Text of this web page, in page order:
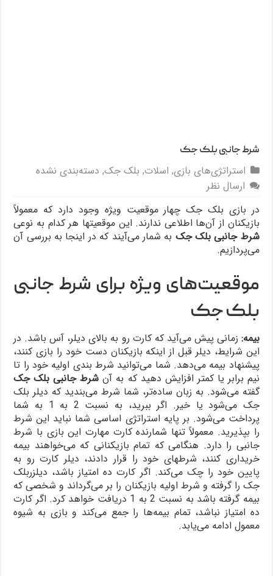
شرط جانبی بلک جک
استراتژی‌های بازی, اسلات, بلک جک, دسته‌بندی نشده
ارسال نظر
در بازی بلک جک چهار موقعیت ویژه وجود دارد که معمولاً
بازیکنان از آن‌ها اطلاعی ندارند. این موقعیتها هر کدام به نوعی
شرط جانبی بلک جک به شمار می‌آیند که در اینجا به بررسی آن
می‌پردازیم.
موقعیت‌های ویژه برای شرط جانبی
بلک جک
بیمه: زمانی پیش می‌آید که کارت رو به بالای دیلر، آس باشد. در
این شرایط، دیلر قبل از اینکه بازیکنان دست خود را بازی کنند،
پیشنهاد بیمه می‌دهد. شما می‌توانید شرط بندی اولیه خود را تا
نیم برابر یا کمتر افزایش دهید که به آن شرط جانبی بلک جک
گفته می‌شود. به زبان ساده‌تر، شما شرط می‌بندید که دیلر بلک
جک می‌شود یا خیر. اگر ببرید، به نسبت 2 به 1 به شما
پرداخت می‌شود. بر پایه استراتژی اساسی شما نباید این شرط
را بپذیرید. معمولاً تنها شمارنده کارت مهارت این بازی با شرط
جانبی را دارد. هنگامی که تمام بازیکنانی که می‌خواهند بیمه
خریداری کنند، شرطهای خود را قرار دادند، دیلر کارت رو به
پایین خود را چک می‌کند. اگر کارت ده امتیاز باشد، دیلزربلک
جک را گرفته و شرط اولیه بازیکنان را بر می‌گرداند و شخصی که
بیمه گرفته باشد به نسبت 2 به 1 دریافت خواهد کرد. اگر کارت
ده امتیاز نباشد، تمام بیمه‌ها را جمع می‌کند و بازی به شیوه
معمول ادامه می‌یابد.